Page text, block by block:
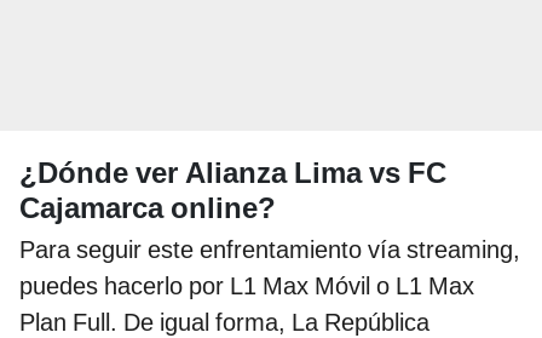
¿Dónde ver Alianza Lima vs FC
Cajamarca online?
Para seguir este enfrentamiento vía streaming,
puedes hacerlo por L1 Max Móvil o L1 Max
Plan Full. De igual forma, La República